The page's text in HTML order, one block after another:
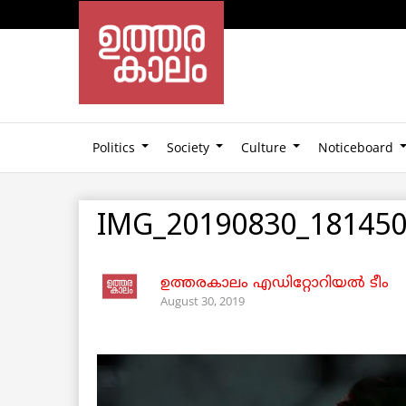
Politics Society Culture Noticeboard
IMG_20190830_181450
ഉത്തരകാലം എഡിറ്റോറിയല്‍ ടീം
August 30, 2019